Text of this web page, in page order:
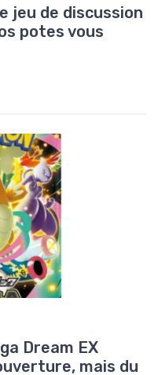
jeu de discussion
potes vous
Dream EX
mais du